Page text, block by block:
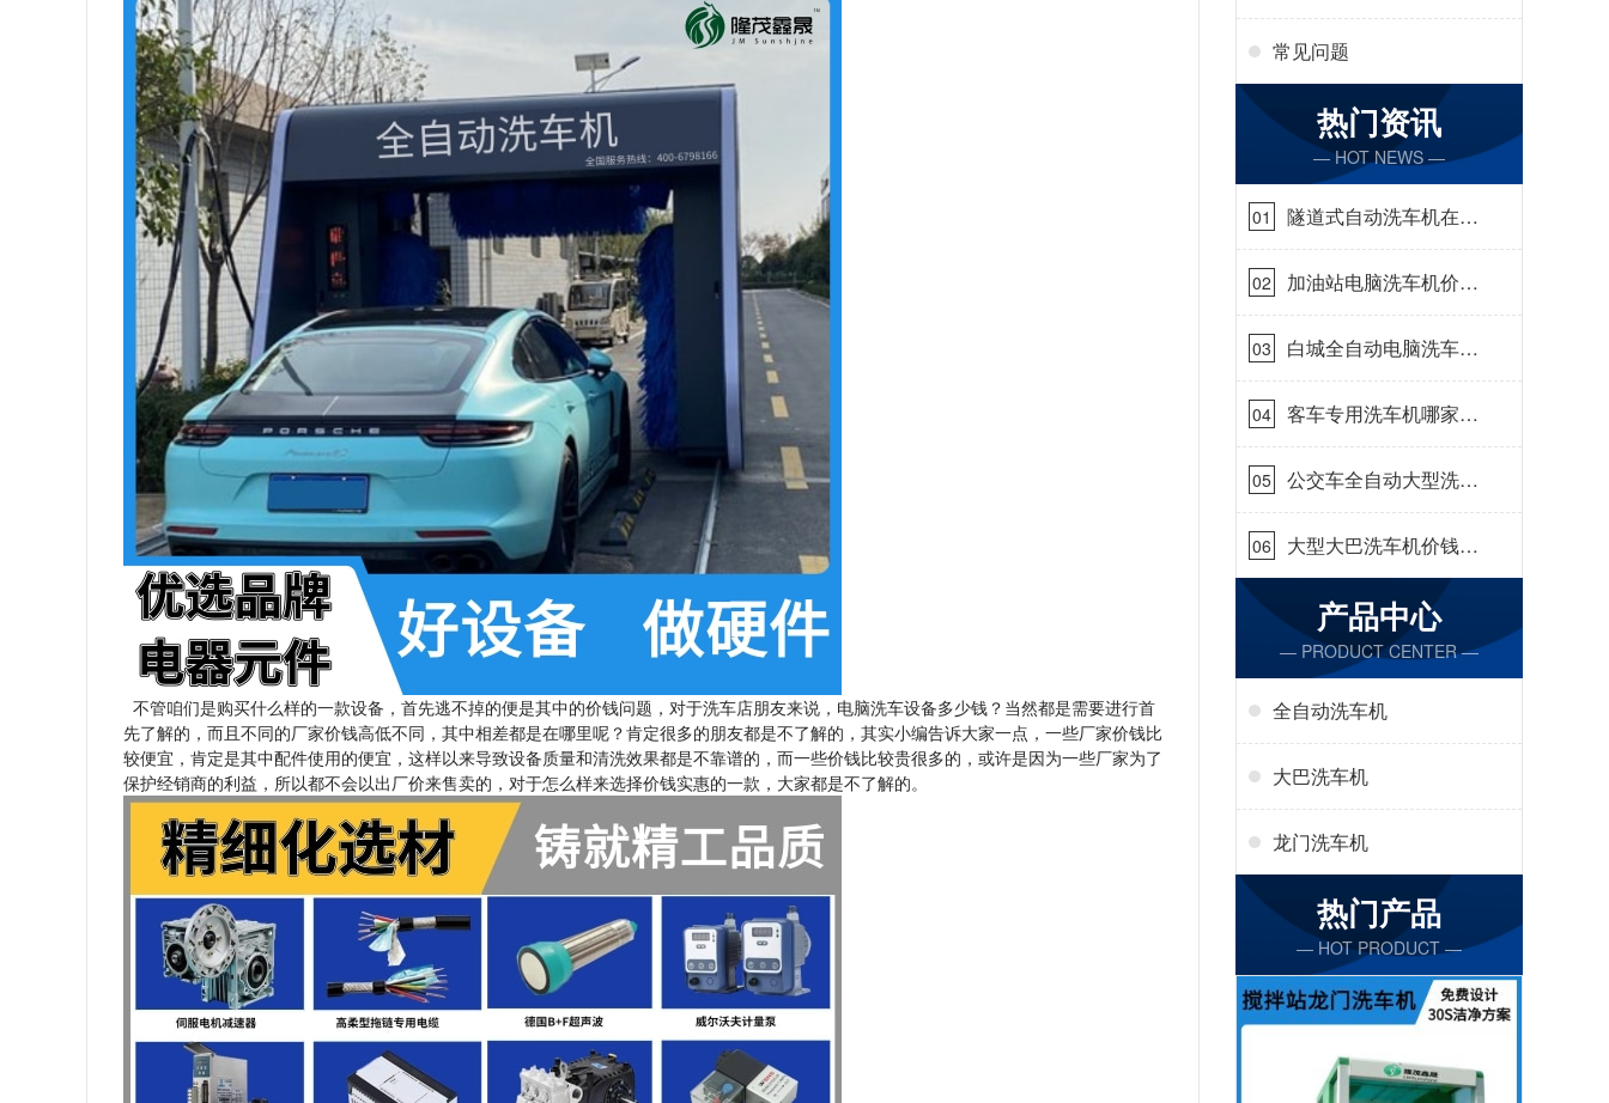
不管咱们是购买什么样的一款设备，首先逃不掉的便是其中的价钱问题，对于洗车店朋友来说，电脑洗车设备多少钱？当然都是需要进行首
先了解的，而且不同的厂家价钱高低不同，其中相差都是在哪里呢？肯定很多的朋友都是不了解的，其实小编告诉大家一点，一些厂家价钱比
较便宜，肯定是其中配件使用的便宜，这样以来导致设备质量和清洗效果都是不靠谱的，而一些价钱比较贵很多的，或许是因为一些厂家为了
保护经销商的利益，所以都不会以出厂价来售卖的，对于怎么样来选择价钱实惠的一款，大家都是不了解的。
常见问题
热门资讯
— HOT NEWS —
01
隧道式自动洗车机在哪
里购买[隆茂鑫晟]
02
加油站电脑洗车机价格
怎么样[隆茂鑫晟]
03
白城全自动电脑洗车
机-ADV防冻冬季正常
使用[隆茂鑫晟]
04
客车专用洗车机哪家的
好[隆茂鑫晟]
05
公交车全自动大型洗车
机什么价钱[隆茂鑫晟]
06
大型大巴洗车机价钱怎
么样[隆茂鑫晟]
产品中心
— PRODUCT CENTER —
全自动洗车机
大巴洗车机
龙门洗车机
热门产品
— HOT PRODUCT —